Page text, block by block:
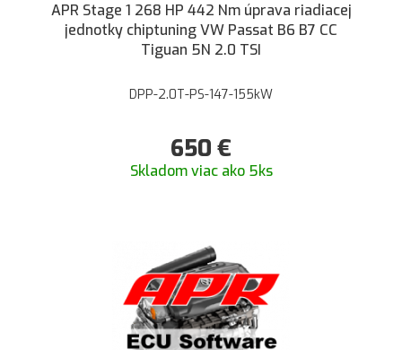
APR Stage 1 268 HP 442 Nm úprava riadiacej
jednotky chiptuning VW Passat B6 B7 CC
Tiguan 5N 2.0 TSI
DPP-2.0T-PS-147-155kW
650 €
Skladom viac ako 5ks